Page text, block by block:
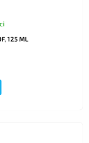
125 ML